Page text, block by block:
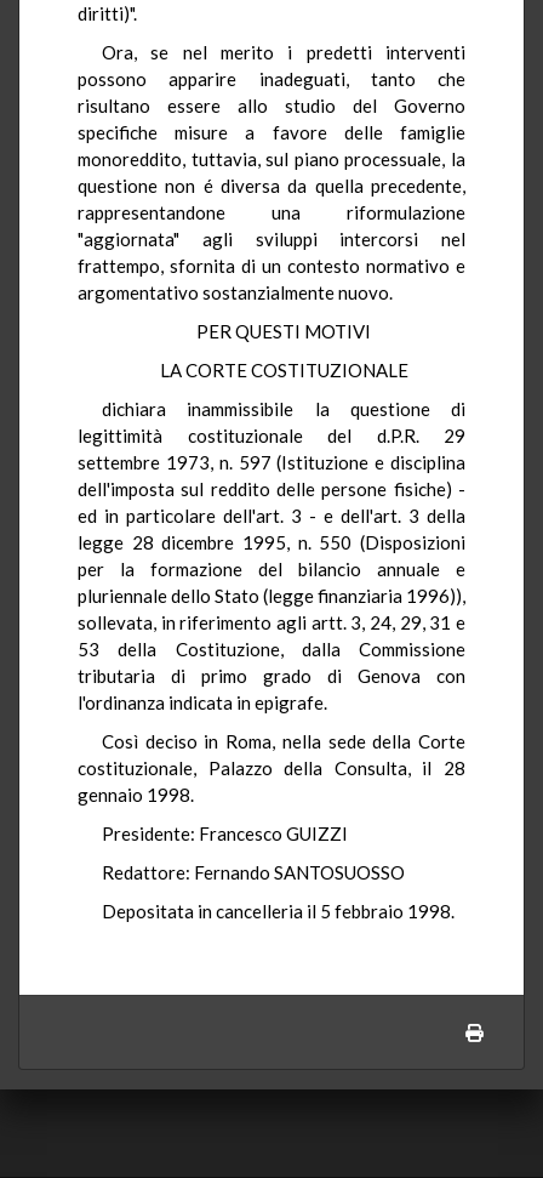
diritti)".
Ora, se nel merito i predetti interventi
possono apparire inadeguati, tanto che
risultano essere allo studio del Governo
specifiche misure a favore delle famiglie
monoreddito, tuttavia, sul piano processuale, la
questione non é diversa da quella precedente,
rappresentandone una riformulazione
"aggiornata" agli sviluppi intercorsi nel
frattempo, sfornita di un contesto normativo e
argomentativo sostanzialmente nuovo.
PER QUESTI MOTIVI
LA CORTE COSTITUZIONALE
dichiara inammissibile la questione di
legittimità costituzionale del d.P.R. 29
settembre 1973, n. 597 (Istituzione e disciplina
dell'imposta sul reddito delle persone fisiche) -
ed in particolare dell'art. 3 - e dell'art. 3 della
legge 28 dicembre 1995, n. 550 (Disposizioni
per la formazione del bilancio annuale e
pluriennale dello Stato (legge finanziaria 1996)),
sollevata, in riferimento agli artt. 3, 24, 29, 31 e
53 della Costituzione, dalla Commissione
tributaria di primo grado di Genova con
l'ordinanza indicata in epigrafe.
Così deciso in Roma, nella sede della Corte
costituzionale, Palazzo della Consulta, il 28
gennaio 1998.
Presidente: Francesco GUIZZI
Redattore: Fernando SANTOSUOSSO
Depositata in cancelleria il 5 febbraio 1998.